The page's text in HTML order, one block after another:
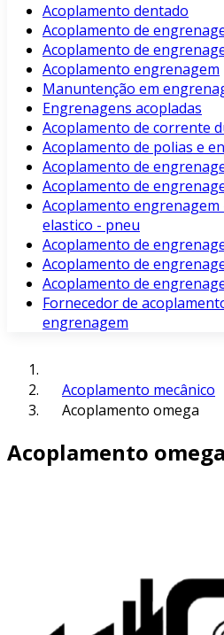
Acoplamento dentado
Acoplamento de
Acoplamento de
Acoplamento engrenagem
Manuntenção em
Engrenagens acopladas
Acoplamento de corrente
Acoplamento de polias e
Acoplamento de
Acoplamento de
Acoplamento engrenagem
elastico - pneu
Acoplamento de
Acoplamento de
Acoplamento de
Fornecedor de
engrenagem
Acoplamento mecânico
Acoplamento omega
Acoplamento omega